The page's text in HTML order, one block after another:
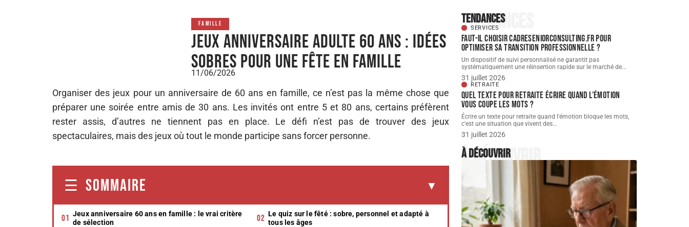
FAMILLE
Jeux anniversaire adulte 60 ans : idées
sobres pour une fête en famille
11/06/2026
Organiser des jeux pour un anniversaire de 60 ans en famille, ce n’est pas la même chose que
préparer une soirée entre amis de 30 ans. Les invités ont entre 5 et 80 ans, certains préfèrent
rester assis, d’autres ne tiennent pas en place. Le défi n’est pas de trouver des jeux
spectaculaires, mais des jeux où tout le monde participe sans forcer personne.
SOMMAIRE
Jeux anniversaire 60 ans en famille : le vrai critère
de sélection
Le quiz sur le fêté : sobre, personnel et adapté à
tous les âges
Tendances
Tendances
SERVICES
Faut-il choisir cadreseniorconsulting.fr pour
optimiser sa transition professionnelle ?
Un dispositif de suivi personnalisé ne garantit pas
systématiquement une réinsertion rapide sur le marché de…
31 juillet 2026
RETRAITE
Quel texte pour retraite écrire quand l’émotion
vous coupe les mots ?
Écrire un texte pour retraite quand l'émotion bloque les mots,
c'est une situation que vivent des…
31 juillet 2026
À découvrir
À découvrir